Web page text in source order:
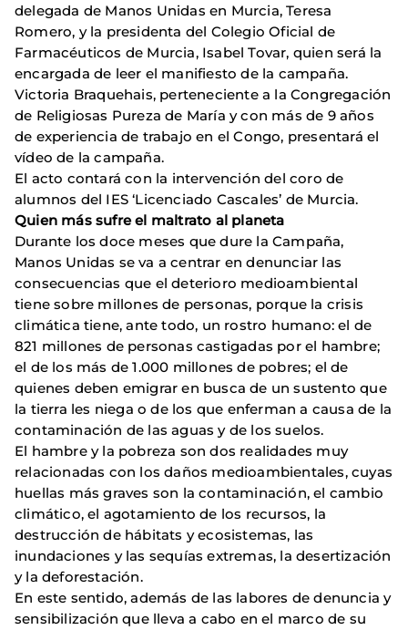
delegada de Manos Unidas en Murcia, Teresa
Romero, y la presidenta del Colegio Oficial de
Farmacéuticos de Murcia, Isabel Tovar, quien será la
encargada de leer el manifiesto de la campaña.
Victoria Braquehais, perteneciente a la Congregación
de Religiosas Pureza de María y con más de 9 años
de experiencia de trabajo en el Congo, presentará el
vídeo de la campaña.
El acto contará con la intervención del coro de
alumnos del IES ‘Licenciado Cascales’ de Murcia.
Quien más sufre el maltrato al planeta
Durante los doce meses que dure la Campaña,
Manos Unidas se va a centrar en denunciar las
consecuencias que el deterioro medioambiental
tiene sobre millones de personas, porque la crisis
climática tiene, ante todo, un rostro humano: el de
821 millones de personas castigadas por el hambre;
el de los más de 1.000 millones de pobres; el de
quienes deben emigrar en busca de un sustento que
la tierra les niega o de los que enferman a causa de la
contaminación de las aguas y de los suelos.
El hambre y la pobreza son dos realidades muy
relacionadas con los daños medioambientales, cuyas
huellas más graves son la contaminación, el cambio
climático, el agotamiento de los recursos, la
destrucción de hábitats y ecosistemas, las
inundaciones y las sequías extremas, la desertización
y la deforestación.
En este sentido, además de las labores de denuncia y
sensibilización que lleva a cabo en el marco de su